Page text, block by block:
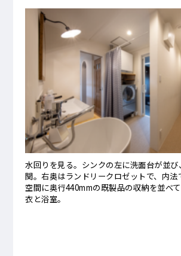
水回りを見る。シンクの左に洗面台が並
関。右奥はランドリークロゼットで、内法
空間に奥行440mmの既製品の収納を並べ
衣と浴室。